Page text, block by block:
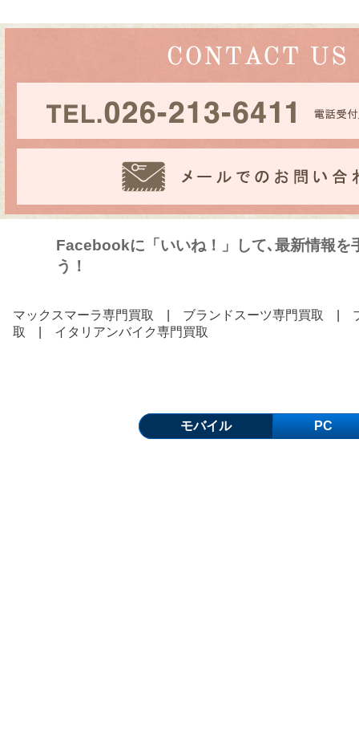
Facebookに「いいね！」して､最新情報を
う！
マックスマーラ専門買取 ブランドスーツ専門買取
取
イタリアンバイク専門買取
モバイル PC